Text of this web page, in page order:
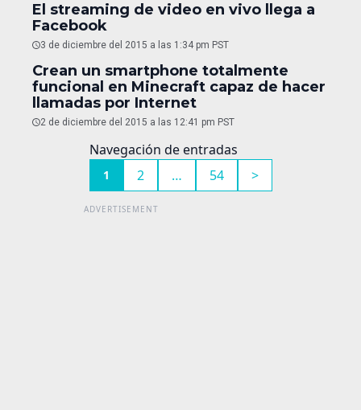
El streaming de video en vivo llega a
Facebook
3 de diciembre del 2015 a las 1:34 pm PST
Crean un smartphone totalmente
funcional en Minecraft capaz de hacer
llamadas por Internet
2 de diciembre del 2015 a las 12:41 pm PST
Navegación de entradas
1 2 … 54 >